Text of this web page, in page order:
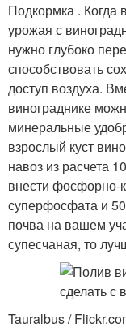
Подкормка . Когда
урожая с
нужно глубоко
способствовать
доступ воздуха.
винограднике
минеральные
взрослый куст
навоз из расчета
внести фосфорно-
суперфосфата и
почва на вашем
супесчаная, то
Tauralbus /